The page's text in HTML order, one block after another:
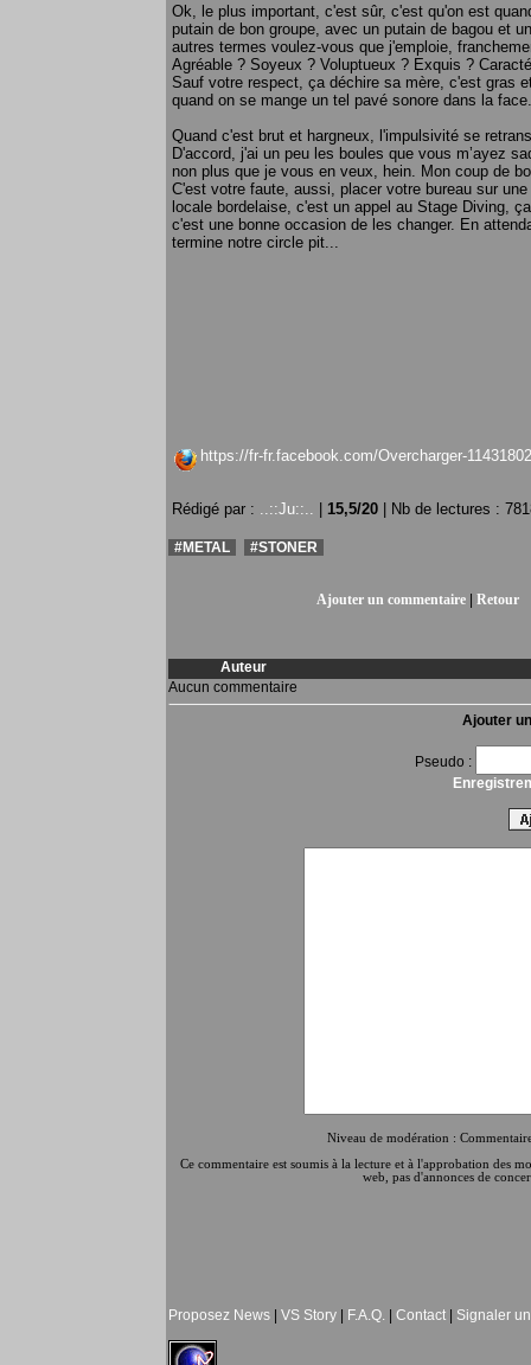
Ok, le plus important, c'est sûr, c'est qu'on est
putain de bon groupe, avec un putain de bagou et
autres termes voulez-vous que j'emploie,
Agréable ? Soyeux ? Voluptueux ? Exquis ?
Sauf votre respect, ça déchire sa mère, c'est gras
quand on se mange un tel pavé sonore dans la face.
Quand c'est brut et hargneux, l'impulsivité se
D'accord, j'ai un peu les boules que vous m’ayez
non plus que je vous en veux, hein. Mon coup de
C'est votre faute, aussi, placer votre bureau sur
locale bordelaise, c'est un appel au Stage Diving,
c'est une bonne occasion de les changer. En
termine notre circle pit...
https://fr-fr.facebook.com/Overcharger-
Rédigé par : ..::Ju::.. 15,5/20 | Nb de lectures :
#METAL #STONER
Ajouter un commentaire| Retour
Auteur
Aucun commentaire
Ajouter
Pseudo :
Niveau de modération :
Ce commentaire est soumis à la lecture et à l'approbation des
web, pas d'annonces de
Proposez News VS Story F.A.Q. Contact Signaler